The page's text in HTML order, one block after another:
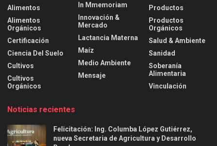
Alimentos
Alimentos
Orgánicos
Certificación
Ciencia Del Suelo
Cultivos
Cultivos
Orgánicos
In Mmemoriam
Innovación &
Mercado
Lactancia Materna
Maíz
Medio Ambiente
Mensaje
Productos
Productos
Orgánicos
Salud & Ambiente
Sanidad
Soberanía
Alimentaria
Vinculación
Noticias recientes
Felicitación: Ing. Columba López Gutiérrez,
nueva Secretaria de Agricultura y Desarrollo